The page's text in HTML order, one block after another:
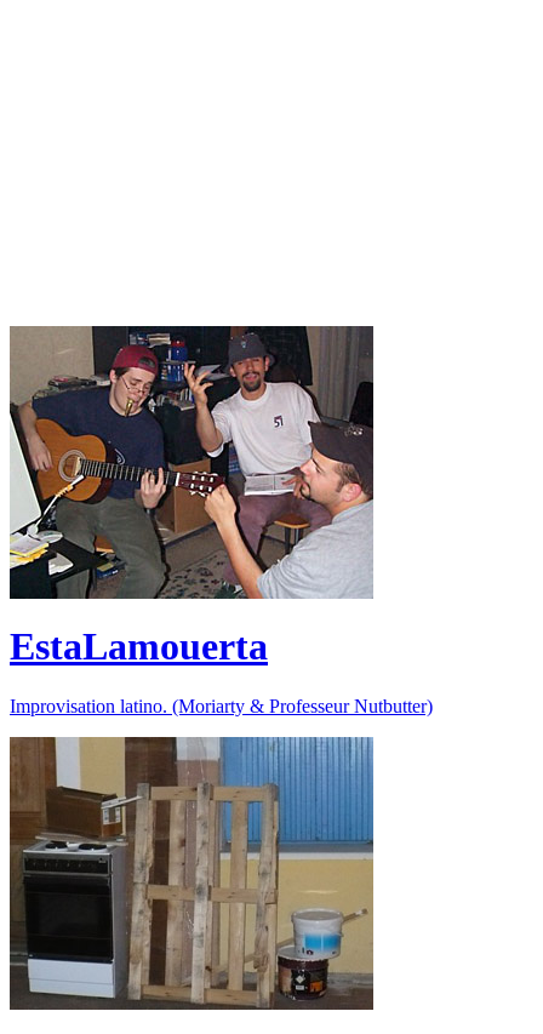
EstaLamouerta
Improvisation latino. (Moriarty & Professeur Nutbutter)